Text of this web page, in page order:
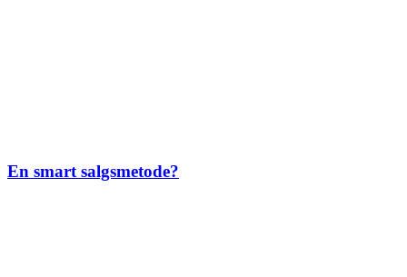
En smart salgsmetode?